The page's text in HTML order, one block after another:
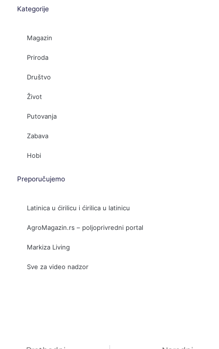
Kategorije
Magazin
Priroda
Društvo
Život
Putovanja
Zabava
Hobi
Preporučujemo
Latinica u ćirilicu i ćirilica u latinicu
AgroMagazin.rs – poljoprivredni portal
Markiza Living
Sve za video nadzor